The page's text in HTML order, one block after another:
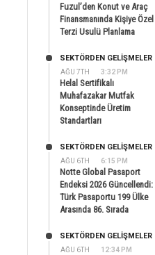
Fuzul’den Konut ve Araç
Finansmanında Kişiye Özel
Terzi Usulü Planlama
AĞU 7TH 3:32 PM
SEKTÖRDEN GELIŞMELER
Helal Sertifikalı
Muhafazakar Mutfak
Konseptinde Üretim
Standartları
AĞU 6TH 6:15 PM
SEKTÖRDEN GELIŞMELER
Notte Global Pasaport
Endeksi 2026 Güncellendi:
Türk Pasaportu 199 Ülke
Arasında 86. Sırada
AĞU 6TH 12:34 PM
SEKTÖRDEN GELIŞMELER